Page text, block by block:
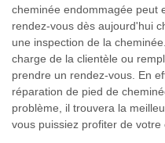
cheminée endommagée peut
rendez-vous dès aujourd'hui
une inspection de la
charge de la clientèle ou
prendre un rendez-vous. En
réparation de pied de
problème, il trouvera la
vous puissiez profiter de votre